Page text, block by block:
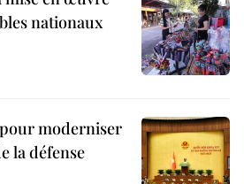
nationaux
moderniser
la défense